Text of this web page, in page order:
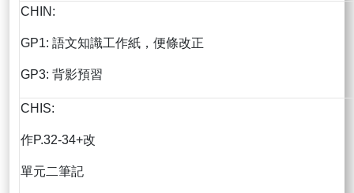
CHIN:
GP1: 語文知識工作紙，便條改正
GP3: 背影預習
CHIS:
作P.32-34+改
單元二筆記